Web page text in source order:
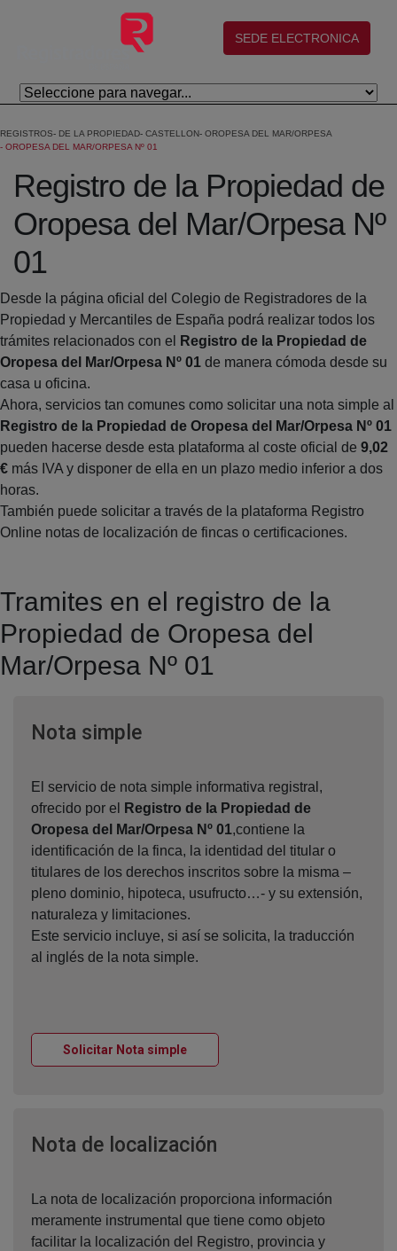
Salta al contingut principal
(abre en nueva ventana)
SEDE ELECTRONICA
REGISTROS DE LA PROPIEDAD CASTELLON OROPESA DEL MAR/ORPESA
OROPESA DEL MAR/ORPESA Nº 01
Registro de la Propiedad de
Oropesa del Mar/Orpesa Nº
01
Desde la página oficial del Colegio de Registradores de la
Propiedad y Mercantiles de España podrá realizar todos los
trámites relacionados con el
Registro de la Propiedad de
Oropesa del Mar/Orpesa Nº 01 de manera cómoda desde su
casa u oficina.
Ahora, servicios tan comunes como solicitar una nota simple al
Registro de la Propiedad de Oropesa del Mar/Orpesa Nº 01
pueden hacerse desde esta plataforma al coste oficial de 9,02
€ más IVA y disponer de ella en un plazo medio inferior a dos
horas.
También puede solicitar a través de la plataforma Registro
Online notas de localización de fincas o certificaciones.
Tramites en el registro de la
Propiedad de Oropesa del
Mar/Orpesa Nº 01
Nota simpleVentana nueva
El servicio de nota simple informativa registral,
ofrecido por el
Registro de la Propiedad de
Oropesa del Mar/Orpesa Nº 01,contiene la
identificación de la finca, la identidad del titular o
titulares de los derechos inscritos sobre la misma –
pleno dominio, hipoteca, usufructo…- y su extensión,
naturaleza y limitaciones.
Este servicio incluye, si así se solicita, la traducción
al inglés de la nota simple.
Solicitar Nota simpleVentana nueva
Nota de localización
La nota de localización proporciona información
meramente instrumental que tiene como objeto
facilitar la localización del Registro, provincia y